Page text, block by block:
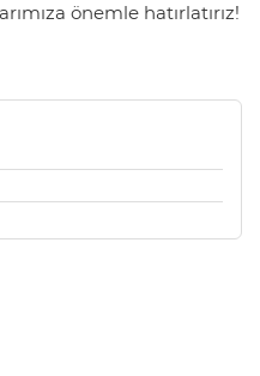
önemle hatırlatırız!